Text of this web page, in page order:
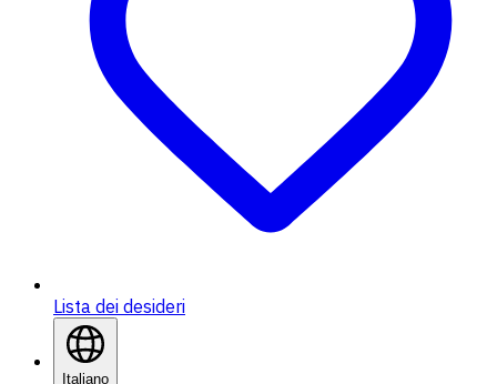
Lista dei desideri
Italiano